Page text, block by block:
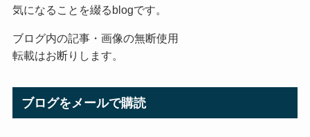
気になることを綴るblogです。
ブログ内の記事・画像の無断使用
転載はお断りします。
ブログをメールで購読